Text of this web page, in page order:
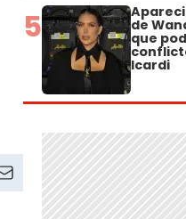
5 de
que
Icardi